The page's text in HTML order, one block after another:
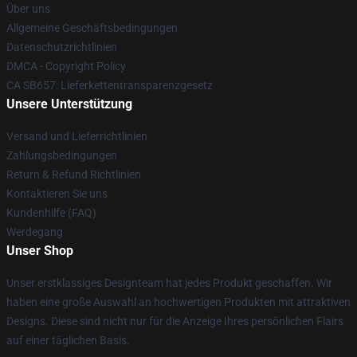
Über uns
Allgemeine Geschäftsbedingungen
Datenschutzrichtlinien
DMCA - Copyright Policy
CA SB657: Lieferkettentransparenzgesetz
Unsere Unterstützung
Versand und Lieferrichtlinien
Zahlungsbedingungen
Return & Refund Richtlinien
Kontaktieren Sie uns
Kundenhilfe (FAQ)
Werdegang
Unser Shop
Unser erstklassiges Designteam hat jedes Produkt geschaffen. Wir
haben eine große Auswahl an hochwertigen Produkten mit attraktiven
Designs. Diese sind nicht nur für die Anzeige Ihres persönlichen Flairs
auf einer täglichen Basis.